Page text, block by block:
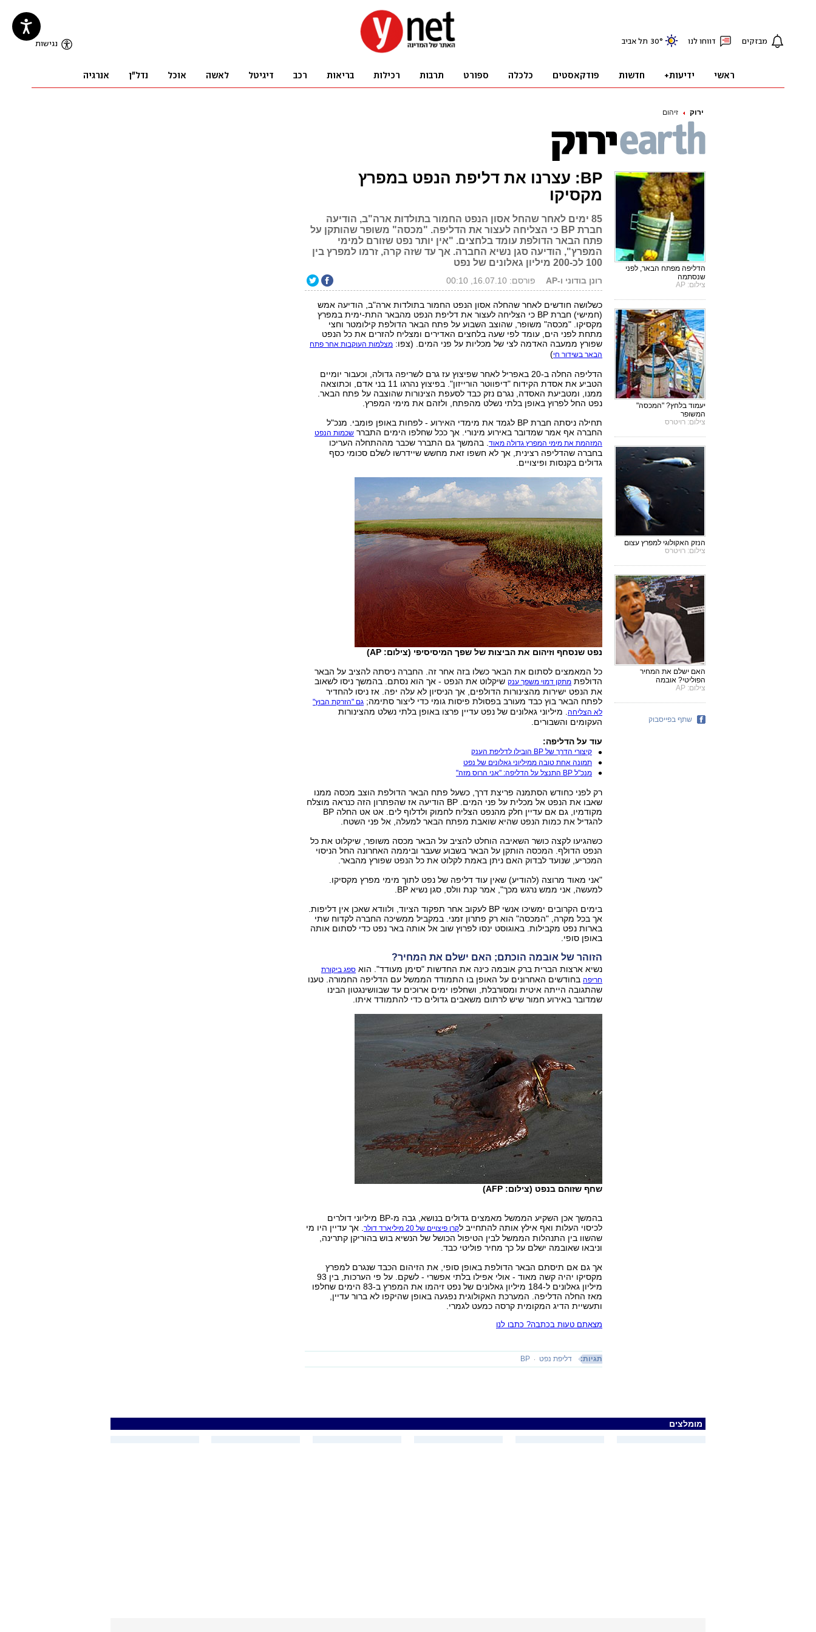
ירוק זיהום
BP: עצרנו את דליפת הנפט במפרץ
מקסיקו
85 ימים לאחר שהחל אסון הנפט החמור בתולדות ארה"ב, הודיעה
חברת BP כי הצליחה לעצור את הדליפה. "מכסה" משופר שהותקן על
פתח הבאר הדולפת עומד בלחצים. "אין יותר נפט שזורם למימי
המפרץ", הודיעה סגן נשיא החברה. אך עד שזה קרה, זרמו למפרץ בין
100 לכ-200 מיליון גאלונים של נפט
רונן בודוני ו-AP פורסם: 16.07.10, 00:10
כשלושה חודשים לאחר שהחלה אסון הנפט החמור בתולדות ארה"ב, הודיעה אמש
(חמישי) חברת BP כי הצליחה לעצור את דליפת הנפט מהבאר התת-ימית במפרץ
מקסיקו. "מכסה" משופר, שהוצב השבוע על פתח הבאר הדולפת קילומטר וחצי
מתחת לפני הים, עומד לפי שעה בלחצים האדירים ומצליח להזרים את כל הנפט
שפורץ ממעבה האדמה לצי של מכליות על פני המים. (צפו: מצלמות העוקבות אחר פתח
הבאר בשידור חי)
הדליפה החלה ב-20 באפריל לאחר שפיצוץ עז גרם לשריפה גדולה, וכעבור יומיים
הטביע את אסדת הקידוח "דיפווטר הורייזון". בפיצוץ נהרגו 11 בני אדם, וכתוצאה
ממנו, ומטביעת האסדה, נגרם נזק כבד לסעפת הצינורות שהוצבה על פתח הבאר.
נפט החל לפרוץ באופן בלתי נשלט מהפתח, ולזהם את מימי המפרץ.
תחילה ניסתה חברת BP לגמד את מימדי האירוע - לפחות באופן פומבי. מנכ"ל
החברה אף אמר שמדובר באירוע מינורי. אך ככל שחלפו הימים התברר שכמות הנפט
המזהמת את מימי המפרץ גדולה מאוד. בהמשך גם התברר שכבר מההתחלה העריכו
בחברה שהדליפה רצינית, אך לא חשפו זאת מחשש שיידרשו לשלם סכומי כסף
גדולים בקנסות ופיצויים.
נפט שנסחף וזיהום את הביצות של שפך המיסיסיפי (צילום: AP)
כל המאמצים לסתום את הבאר כשלו בזה אחר זה. החברה ניסתה להציב על הבאר
הדולפת מתקן דמוי משפך ענקשיקלוט את הנפט - אך הוא נסתם. בהמשך ניסו לשאוב
את הנפט ישירות מהצינורות הדולפים, אך הניסיון לא עלה יפה. אז ניסו להחדיר
לפתח הבאר בוץ כבד מעורב בפסולת פיסות גומי כדי ליצור סתימה; גם "הזרקת הבוץ"
לא הצליחה. מיליוני גאלונים של נפט עדיין פרצו באופן בלתי נשלט מהצינורות
העקומים והשבורים.
עוד על הדליפה:
קיצורי הדרך של BP הובילו לדליפת הענק
תמונה אחת טובה ממיליוני גאלונים של נפט
מנכ"ל BP התנצל על הדליפה: "אני הרוס מזה"
רק לפני כחודש הסתמנה פריצת דרך, כשעל פתח הבאר הדולפת הוצב מכסה ממנו
שאבו את הנפט אל מכלית על פני המים. BP הודיעה אז שהפתרון הזה כנראה מוצלח
מקודמיו, גם אם עדיין חלק מהנפט הצליח לחמוק ולדלוף לים. אט אט החלה BP
להגדיל את כמות הנפט שהיא שואבת מפתח הבאר למעלה, אל פני השטח.
כשהגיעו לקצה כושר השאיבה הוחלט להציב על הבאר מכסה משופר, שיקלוט את כל
הנפט הדולף. המכסה הותקן על הבאר בשבוע שעבר וביממה האחרונה החל הניסוי
המכריע, שנועד לבדוק האם ניתן באמת לקלוט את כל הנפט שפורץ מהבאר.
"אני מאוד מרוצה (להודיע) שאין עוד דליפה של נפט לתוך מימי מפרץ מקסיקו.
למעשה, אני ממש נרגש מכך", אמר קנת וולס, סגן נשיא BP.
בימים הקרובים ימשיכו אנשי BP לעקוב אחר תפקוד הציוד, ולוודא שאכן אין דליפות.
אך בכל מקרה, "המכסה" הוא רק פתרון זמני. במקביל ממשיכה החברה לקדוח שתי
בארות נפט מקבילות. באוגוסט ינסו לפרוץ שוב אל אותה באר נפט כדי לסתום אותה
באופן סופי.
הזוהר של אובמה הוכתם; האם ישלם את המחיר?
נשיא ארצות הברית ברק אובמה כינה את החדשות "סימן מעודד". הוא ספג ביקורת
חריפהבחודשים האחרונים על האופן בו התמודד הממשל עם הדליפה החמורה. טענו
שהתגובה הייתה איטית ומסורבלת, ושחלפו ימים ארוכים עד שבוושינגטון הבינו
שמדובר באירוע חמור שיש לרתום משאבים גדולים כדי להתמודד איתו.
שחף שזוהם בנפט (צילום: AFP)
בהמשך אכן השקיע הממשל מאמצים גדולים בנושא, גבה מ-BP מיליוני דולרים
לכיסוי העלות ואף אילץ אותה להתחייב לקרן פיצויים של 20 מיליארד דולר
. אך עדיין היו מי
שהשוו בין התנהלות הממשל לבין הטיפול הכושל של הנשיא בוש בהוריקן קתרינה,
וניבאו שאובמה ישלם על כך מחיר פוליטי כבד.
אך גם אם תיסתם הבאר הדולפת באופן סופי, את הזיהום הכבד שנגרם למפרץ
מקסיקו יהיה קשה מאוד - אולי אפילו בלתי אפשרי - לשקם. על פי הערכות, בין 93
מיליון גאלונים ל-184 מיליון גאלונים של נפט זיהמו את המפרץ ב-83 הימים שחלפו
מאז החלה הדליפה. המערכת האקולוגית נפגעה באופן שהיקפו לא ברור עדיין,
ותעשיית הדיג המקומית קרסה כמעט לגמרי.
מצאתם טעות בכתבה? כתבו לנו
תגיות: דליפת נפט BP
הדליפה מפתח הבאר, לפני
שנסתמה
צילום: AP
יעמוד בלחץ? "המכסה"
המשופר
צילום: רויטרס
הנזק האקולוגי למפרץ עצום
צילום: רויטרס
האם ישלם את המחיר
הפוליטי? אובמה
צילום: AP
שתף בפייסבוק
מומלצים